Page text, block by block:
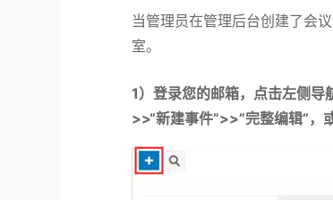
当管理员在管理后台创建了会
室。
1）登录您的邮箱，点击左侧导
>>“新建事件”>>”完整编辑”，